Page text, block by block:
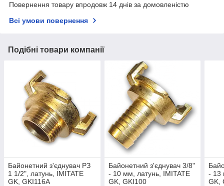
Повернення товару впродовж 14 днів за домовленістю
Всі умови повернення
Подібні товари компанії
Байонетний з'єднувач РЗ
1 1/2", латунь, IMITATE
GK, GKI116A
Байонетний з'єднувач 3/8"
- 10 мм, латунь, IMITATE
GK, GKI100
- 13
GK,